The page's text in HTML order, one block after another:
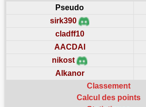
Pseudo
sirk390
cladff10
AACDAI
nikost
Alkanor
Classement
Calcul des points